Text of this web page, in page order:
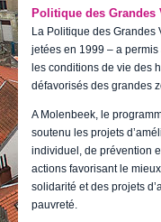
E-guichet /
Actualités
Politique des Grandes
La Politique des Grandes
jetées en 1999 – a
les conditions de vie des
défavorisés des grandes
A Molenbeek, le
soutenu les projets
individuel, de prévention
actions favorisant le
solidarité et des projets
pauvreté.